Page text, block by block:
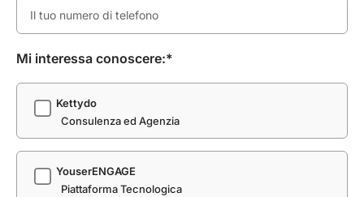
Mi interessa conoscere:*
Kettydo
Consulenza ed Agenzia
YouserENGAGE
Piattaforma Tecnologica